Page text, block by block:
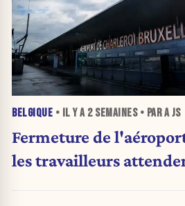
BELGIQUE • IL Y A 2 SEMAINES• PAR A JS
Fermeture de
les travailleurs